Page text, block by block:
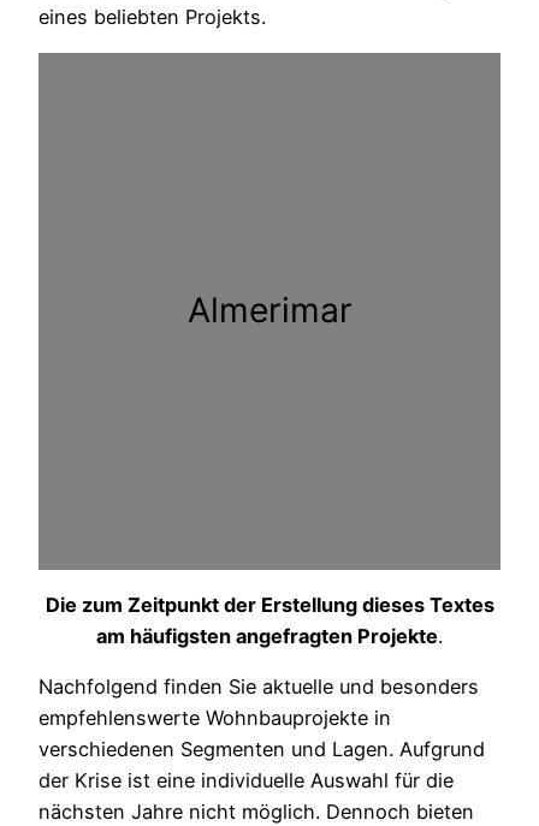
eines beliebten Projekts.
Almerimar
Die zum Zeitpunkt der Erstellung dieses Textes
am häufigsten angefragten Projekte.
Nachfolgend finden Sie aktuelle und besonders
empfehlenswerte Wohnbauprojekte in
verschiedenen Segmenten und Lagen. Aufgrund
der Krise ist eine individuelle Auswahl für die
nächsten Jahre nicht möglich. Dennoch bieten